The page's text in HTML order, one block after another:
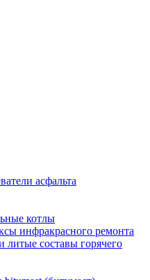
асфальта
котлы
инфракрасного ремонта
литые составы горячего